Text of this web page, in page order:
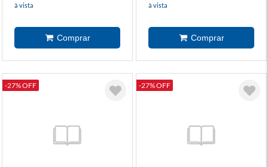
à vista à vista
-27% OFF -27% OFF